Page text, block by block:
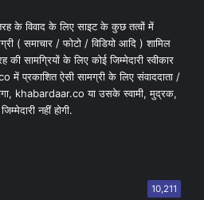
के विवाद के लिए साइट के कुछ तत्वों में
( समाचार / फोटो / विडियो आदि ) शामिल
सामग्रियों के लिए कोई जिम्मेदारी स्वीकार
में प्रकाशित ऐसी सामग्री के लिए संवाददाता /
khabardaar.co या उसके स्वामी, मुद्रक,
नहीं होगी.
10,211